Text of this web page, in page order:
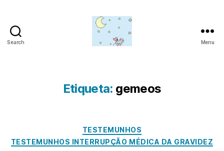
Search
da
lua
Menu
Etiqueta: gemeos
Categorias
TESTEMUNHOS
TESTEMUNHOS INTERRUPÇÃO MÉDICA DA GRAVIDEZ
o
r
l
1